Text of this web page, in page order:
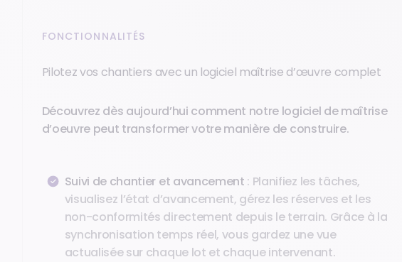
FONCTIONNALITÉS
Pilotez vos chantiers avec un logiciel maîtrise d’œuvre complet
Découvrez dès aujourd’hui comment notre logiciel de maîtrise
d’oeuvre peut transformer votre manière de construire.
Suivi de chantier et avancement : Planifiez les tâches,
visualisez l’état d’avancement, gérez les réserves et les
non-conformités directement depuis le terrain. Grâce à la
synchronisation temps réel, vous gardez une vue
actualisée sur chaque lot et chaque intervenant.